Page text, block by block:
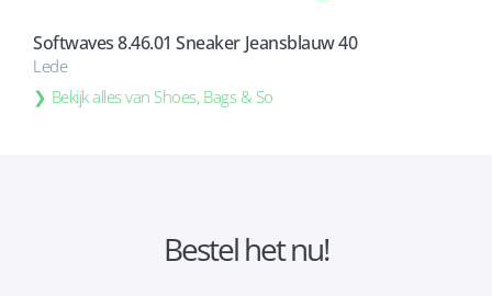
Softwaves 8.46.01 Sneaker Jeansblauw 40
Lede
Bekijk alles van Shoes, Bags & So
Bestel het nu!